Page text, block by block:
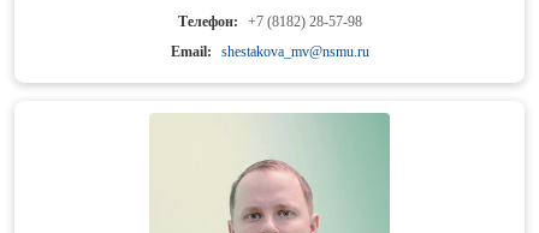
Телефон:
+7 (8182) 28-57-98
Email:
shestakova_mv@nsmu.ru